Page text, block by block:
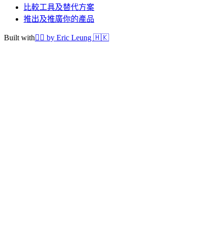
比較工具及替代方案
推出及推廣你的產品
Built with❤️‍🔥 by Eric Leung 🇭🇰